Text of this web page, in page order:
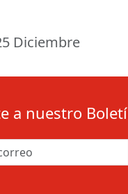
Diciembre
a nuestro